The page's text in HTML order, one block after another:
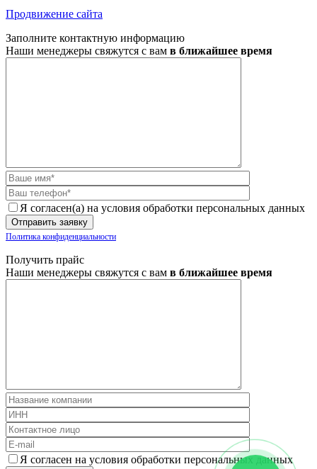
Продвижение сайта
Заполните контактную информацию
Наши менеджеры свяжутся с вам в ближайшее время
Я согласен(а) на условия обработки персональных данных
Политика конфиденциальности
Получить прайс
Наши менеджеры свяжутся с вам в ближайшее время
Я согласен на условия обработки персональных данных